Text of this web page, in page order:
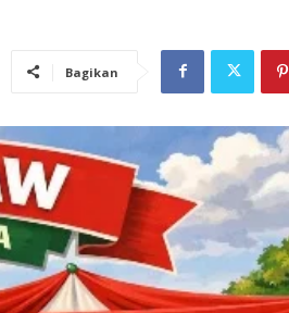
Bagikan